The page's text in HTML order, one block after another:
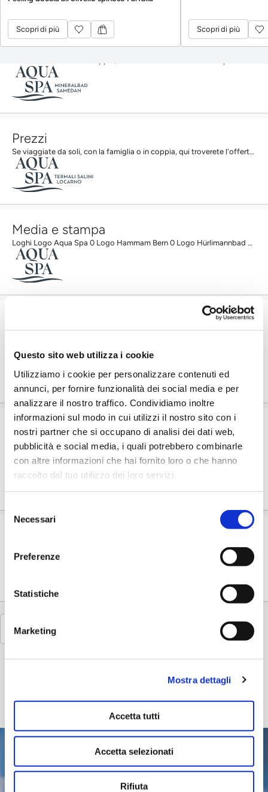
Questo sito web utilizza i cookie
Utilizziamo i cookie per personalizzare contenuti ed
annunci, per fornire funzionalità dei social media e per
analizzare il nostro traffico. Condividiamo inoltre
informazioni sul modo in cui utilizzi il nostro sito con i
nostri partner che si occupano di analisi dei dati web,
pubblicità e social media, i quali potrebbero combinarle
con altre informazioni che hai fornito loro o che hanno
raccolto dal tuo utilizzo dei loro servizi.
delNecessari
Preferenze
Statistiche
Marketing
Mostra dettagli
Accetta tutti
Accetta selezionati
Rifiuta
Scopri di più Scopri di più
Prezzi
Prezzi
Se viaggiate da soli, con la famiglia o in coppia, qui troverete l'offerta giusta. Ingressi ai Bagni...
Media e stampa
Loghi Logo Aqua Spa 0 Logo Hammam Bern 0 Logo Hürlimannbad Zürich 0 Logo Solbad Schönbühl 0 Logo...
Skyline Retreat – Dein Moment für
Wellness, Achtsamkeit und Genuss
Scoprite la rilassante combinazione di yoga e acqua. Le nostre lezioni di Aqua Yoga offrono un modo...